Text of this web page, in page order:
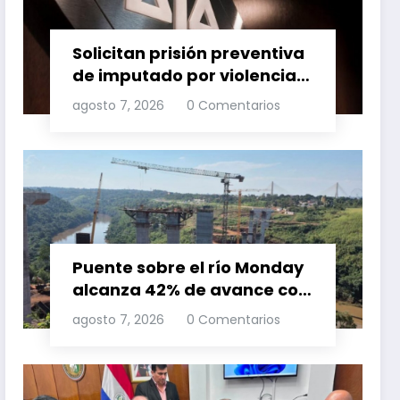
Solicitan prisión preventiva
de imputado por violencia
familia
agosto 7, 2026 0 Comentarios
Puente sobre el río Monday
alcanza 42% de avance con
trabajos continuos
agosto 7, 2026 0 Comentarios